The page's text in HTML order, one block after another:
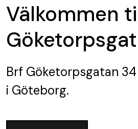
Välkommen
Brf Göketorpsgatan 34
i Göteborg.